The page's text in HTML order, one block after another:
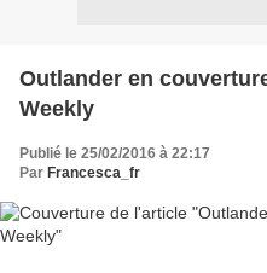
Outlander en
Weekly
Publié le 25/02/2016 à 22:17
Par Francesca_fr